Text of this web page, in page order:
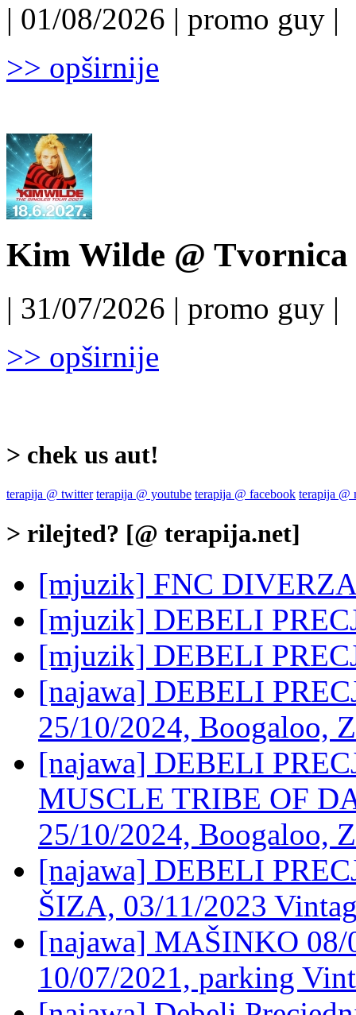
| 01/08/2026 | promo guy |
>> opširnije
Kim Wilde @ Tvornica
| 31/07/2026 | promo guy |
>> opširnije
> chek us aut!
terapija @ twitter terapija @ youtube terapija @ facebook terapija @
> rilejted? [@ terapija.net]
[mjuzik] FNC
[mjuzik] DEBELI
[mjuzik] DEBELI
[najawa] DEBELI
25/10/2024, Boogaloo,
[najawa] DEBELI
MUSCLE TRIBE OF
25/10/2024, Boogaloo,
[najawa] DEBELI
ŠIZA, 03/11/2023
[najawa] MAŠINKO
10/07/2021, parking